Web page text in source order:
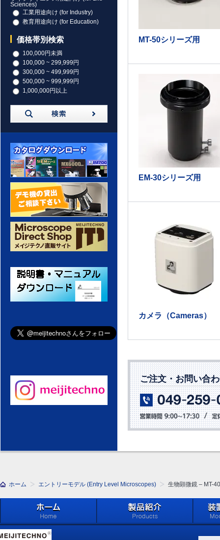
Sciences)
工業用途向け (for Industry)
教育用途向け (for Education)
価格帯別検索
100,000円未満
100,000 ~ 299,999円
300,000 ~ 499,999円
500,000 ~ 999,999円
1,000,000円以上
カタログダウンロード
デモ機の貸出 ご相談ください
MT-50シリーズ用
EM-30シリーズ用
カメラ（Cameras）
ご注文・お問い合
ホーム エントリーモデル (Entry Level Microscopes) 生物顕微鏡 – MT-
ホーム